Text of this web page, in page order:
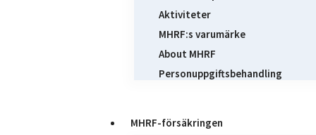
Aktiviteter
MHRF:s varumärke
About MHRF
Personuppgiftsbehandling
MHRF-försäkringen